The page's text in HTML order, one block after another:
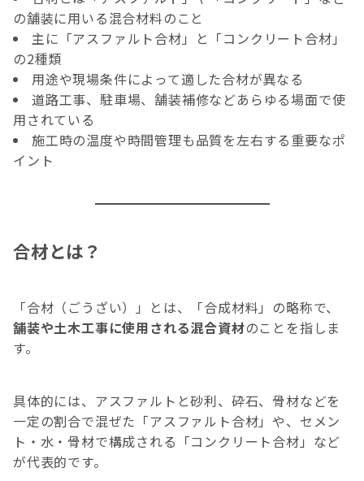
の舗装に用いる混合材料のこと
主に「アスファルト合材」と「コンクリート合材」
の2種類
用途や現場条件によって適した合材が異なる
道路工事、駐車場、舗装補修などあらゆる場面で使
用されている
施工時の温度や時間管理も品質を左右する重要なポ
イント
合材とは？
「合材（ごうざい）」とは、「合成材料」の略称で、
舗装や土木工事に使用される混合資材のことを指しま
す。
具体的には、アスファルトと砂利、砕石、骨材などを
一定の割合で混ぜた「アスファルト合材」や、セメン
ト・水・骨材で構成される「コンクリート合材」など
が代表的です。